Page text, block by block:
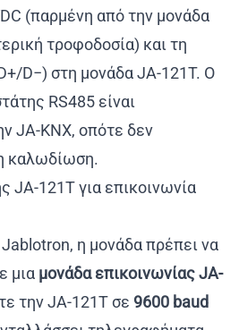
(παρμένη από την μονάδα
τροφοδοσία) και τη
D−) στη μονάδα JA-121T. Ο
RS485 είναι
JA-KNX, οπότε δεν
καλωδίωση.
JA-121T για επικοινωνία
η μονάδα πρέπει να
μια μονάδα επικοινωνίας JA-
την JA-121T σε 9600 baud